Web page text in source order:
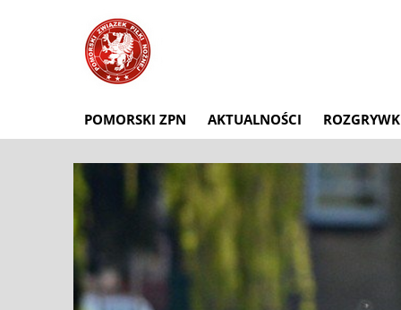
POMORSKI ZPN AKTUALNOŚCI